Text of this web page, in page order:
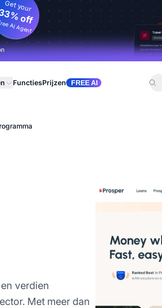
Get your
off
AI Agent
FunctiesPrijzen FREE AI
verdien
Met meer dan